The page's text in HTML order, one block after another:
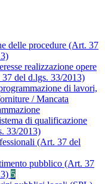
delle procedure (Art. 37
realizzazione opere
del d.lgs. 33/2013)
di lavori,
/ Mancata
di qualificazione
33/2013)
(Art. 37 del
pubblico (Art. 37
5